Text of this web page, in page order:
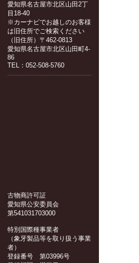
愛知県名古屋市北区山田2丁
目18-40
※カーナビでお越しのお客様
は旧住所でご検索ください
（旧住所）〒462-0813
愛知県名古屋市北区山田町4-
86
TEL：052-508-5760
古物商許可証
愛知県公安委員会
第541031703000
特別国際種事業者
（象牙製品等を取り扱う事業
者）
登録番号 第03996号